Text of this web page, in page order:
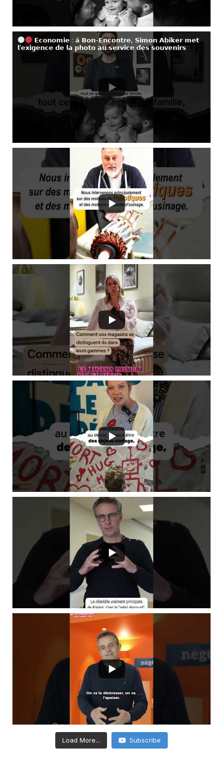
𝗘𝗰𝗼𝗻𝗼𝗺𝗶𝗲 : 𝗮̀ 𝗕𝗼𝗻-𝗘𝗻𝗰𝗼𝗻𝘁𝗿𝗲, 𝗦𝗶𝗺𝗼𝗻 𝗔𝗯𝗶𝗸𝗲𝗿 𝗺𝗲𝘁
𝗹’𝗲𝘅𝗶𝗴𝗲𝗻𝗰𝗲 𝗱𝗲 𝗹𝗮 𝗽𝗵𝗼𝘁𝗼 𝗮𝘂 𝘀𝗲𝗿𝘃𝗶𝗰𝗲 𝗱𝗲𝘀 𝘀𝗼𝘂𝘃𝗲𝗻𝗶𝗿𝘀
Load More... Subscribe